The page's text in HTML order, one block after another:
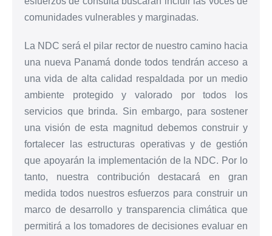
comunidades vulnerables y marginadas.
La NDC será el pilar rector de nuestro camino hacia
una nueva Panamá donde todos tendrán acceso a
una vida de alta calidad respaldada por un medio
ambiente protegido y valorado por todos los
servicios que brinda. Sin embargo, para sostener
una visión de esta magnitud debemos construir y
fortalecer las estructuras operativas y de gestión
que apoyarán la implementación de la NDC. Por lo
tanto, nuestra contribución destacará en gran
medida todos nuestros esfuerzos para construir un
marco de desarrollo y transparencia climática que
permitirá a los tomadores de decisiones evaluar en